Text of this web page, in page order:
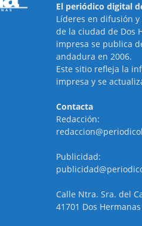
El periódico digital
Líderes en difusión
de la ciudad de Dos
impresa se publica
andadura en 2006.
Este sitio refleja la
impresa y se
Contacta
Redacción:
Publicidad:
Calle Ntra. Sra. del
41701 Dos